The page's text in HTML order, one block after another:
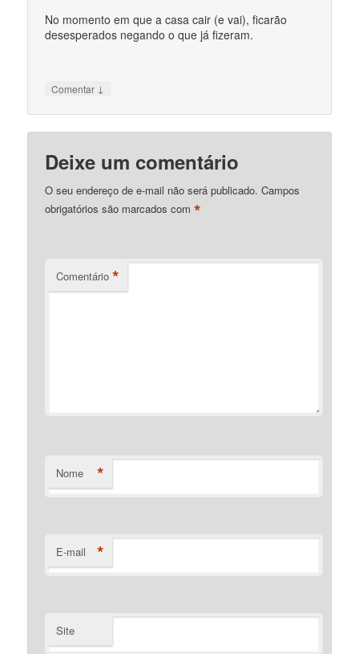
No momento em que a casa cair (e vai), ficarão
desesperados negando o que já fizeram.
Comentar ↓
Deixe um comentário
O seu endereço de e-mail não será publicado. Campos
obrigatórios são marcados com*
Comentário *
Nome *
E-mail *
Site